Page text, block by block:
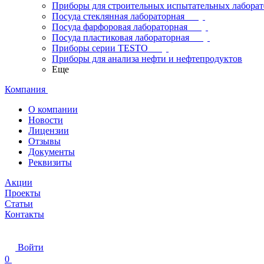
Приборы для строительных испытательных
Посуда стеклянная лабораторная
Посуда фарфоровая лабораторная
Посуда пластиковая лабораторная
Приборы серии TESTO
Приборы для анализа нефти и нефтепродуктов
Еще
Компания
О компании
Новости
Лицензии
Отзывы
Документы
Реквизиты
Акции
Проекты
Статьи
Контакты
Войти
0